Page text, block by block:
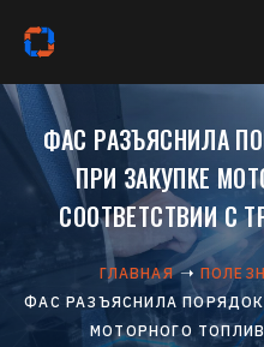
ФАС РАЗЪЯСНИЛА
ПРИ ЗАКУПКЕ
СООТВЕТСТВИИ С
ГЛАВНАЯ
ФАС РАЗЪЯСНИЛА
МОТОРНОГО